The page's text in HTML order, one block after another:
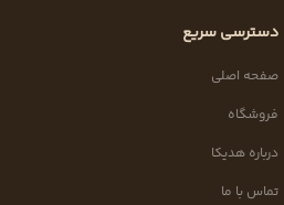
دسترسی سریع
صفحه اصلی
فروشگاه
درباره هدیکا
تماس با ما